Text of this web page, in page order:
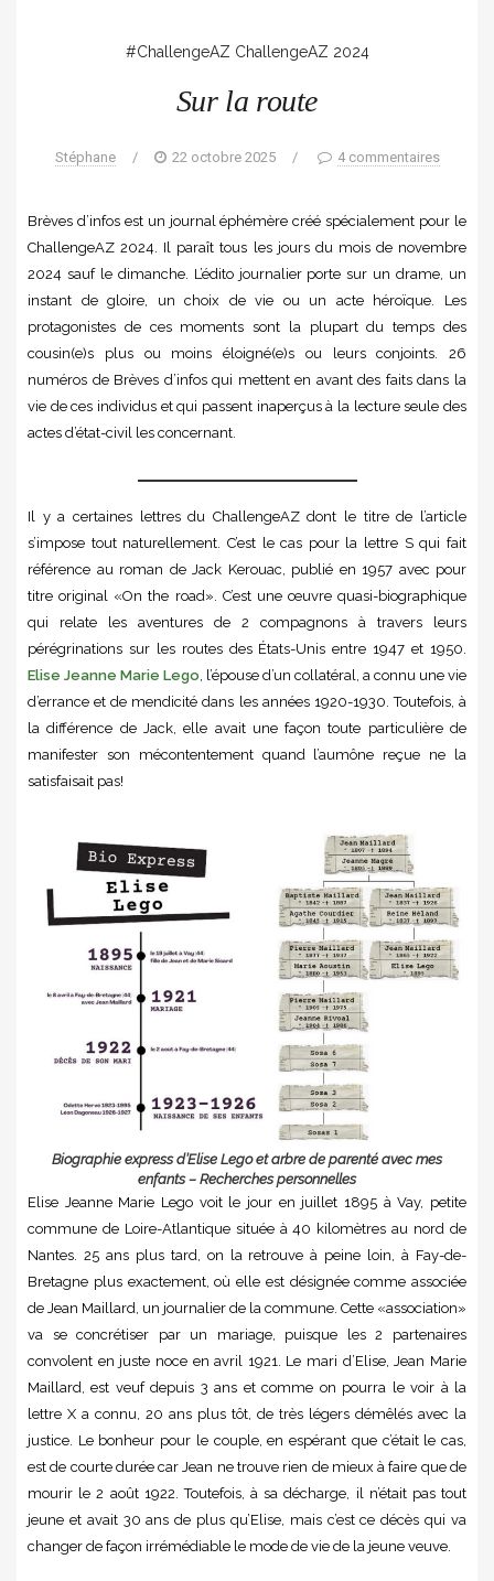
#ChallengeAZ ChallengeAZ 2024
Sur la route
Stéphane / 22 octobre 2025 / 4 commentaires
Brèves d’infos est un journal éphémère créé spécialement pour le
ChallengeAZ 2024. Il paraît tous les jours du mois de novembre
2024 sauf le dimanche. L’édito journalier porte sur un drame, un
instant de gloire, un choix de vie ou un acte héroïque. Les
protagonistes de ces moments sont la plupart du temps des
cousin(e)s plus ou moins éloigné(e)s ou leurs conjoints. 26
numéros de Brèves d’infos qui mettent en avant des faits dans la
vie de ces individus et qui passent inaperçus à la lecture seule des
actes d’état-civil les concernant.
Il y a certaines lettres du ChallengeAZ dont le titre de l’article
s’impose tout naturellement. C’est le cas pour la lettre S qui fait
référence au roman de Jack Kerouac, publié en 1957 avec pour
titre original «On the road». C’est une œuvre quasi-biographique
qui relate les aventures de 2 compagnons à travers leurs
pérégrinations sur les routes des États-Unis entre 1947 et 1950.
Elise Jeanne Marie Lego , l’épouse d’un collatéral, a connu une vie
d’errance et de mendicité dans les années 1920-1930. Toutefois, à
la différence de Jack, elle avait une façon toute particulière de
manifester son mécontentement quand l’aumône reçue ne la
satisfaisait pas!
Biographie express d’Elise Lego et arbre de parenté avec mes
enfants – Recherches personnelles
Elise Jeanne Marie Lego voit le jour en juillet 1895 à Vay, petite
commune de Loire-Atlantique située à 40 kilomètres au nord de
Nantes. 25 ans plus tard, on la retrouve à peine loin, à Fay-de-
Bretagne plus exactement, où elle est désignée comme associée
de Jean Maillard, un journalier de la commune. Cette «association»
va se concrétiser par un mariage, puisque les 2 partenaires
convolent en juste noce en avril 1921. Le mari d’Elise, Jean Marie
Maillard, est veuf depuis 3 ans et comme on pourra le voir à la
lettre X a connu, 20 ans plus tôt, de très légers démêlés avec la
justice. Le bonheur pour le couple, en espérant que c’était le cas,
est de courte durée car Jean ne trouve rien de mieux à faire que de
mourir le 2 août 1922. Toutefois, à sa décharge, il n’était pas tout
jeune et avait 30 ans de plus qu’Elise, mais c’est ce décès qui va
changer de façon irrémédiable le mode de vie de la jeune veuve.